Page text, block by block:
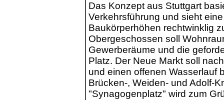
Das Konzept aus Stuttgart
Verkehrsführung und sieht
Baukörperhöhen rechtwinklig
Obergeschossen soll
Gewerberäume und die
Platz. Der Neue Markt soll
und einen offenen Wasserlauf
Brücken-, Weiden- und Adolf-
"Synagogenplatz" wird zum